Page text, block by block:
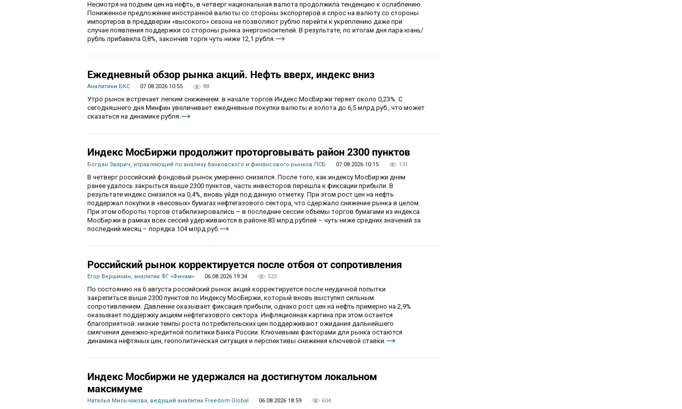
Несмотря на подъем цен на нефть, в четверг национальная валюта продолжила тенденцию к ослаблению.
Пониженное предложение иностранной валюты со стороны экспортеров и спрос на валюту со стороны
импортеров в преддверии «высокого» сезона не позволяют рублю перейти к укреплению даже при
случае появления поддержки со стороны рынка энергоносителей. В результате, по итогам дня пара юань/
рубль прибавила 0,8%, закончив торги чуть ниже 12,1 рубля.
Ежедневный обзор рынка акций. Нефть вверх, индекс вниз
Аналитики БКС 07.08.2026 10:55 88
Утро рынок встречает легким снижением: в начале торгов Индекс МосБиржи теряет около 0,23%. С
сегодняшнего дня Минфин увеличивает ежедневные покупки валюты и золота до 6,5 млрд руб., что может
сказаться на динамике рубля.
Индекс МосБиржи продолжит проторговывать район 2300 пунктов
Богдан Зварич, управляющий по анализу банковского и финансового рынков ПСБ 07.08.2026 10:15 131
В четверг российский фондовый рынок умеренно снизился. После того, как индексу МосБиржи днем
ранее удалось закрыться выше 2300 пунктов, часть инвесторов перешла к фиксации прибыли. В
результате индекс снизился на 0,4%, вновь уйдя под данную отметку. При этом рост цен на нефть
поддержал покупки в «весовых» бумагах нефтегазового сектора, что сдержало снижение рынка в целом.
При этом обороты торгов стабилизировались – в последние сессии объемы торгов бумагами из индекса
МосБиржи в рамках всех сессий удерживаются в районе 83 млрд рублей – чуть ниже средних значений за
последний месяц – порядка 104 млрд руб.
Российский рынок корректируется после отбоя от сопротивления
Егор Вершинин, аналитик ФГ «Финам» 06.08.2026 19:34 523
По состоянию на 6 августа российский рынок акций корректируется после неудачной попытки
закрепиться выше 2300 пунктов по Индексу МосБиржи, который вновь выступил сильным
сопротивлением. Давление оказывает фиксация прибыли, однако рост цен на нефть примерно на 2,9%
оказывает поддержку акциям нефтегазового сектора. Инфляционная картина при этом остается
благоприятной: низкие темпы роста потребительских цен поддерживают ожидания дальнейшего
смягчения денежно-кредитной политики Банка России. Ключевыми факторами для рынка остаются
динамика нефтяных цен, геополитическая ситуация и перспективы снижения ключевой ставки.
Индекс Мосбиржи не удержался на достигнутом локальном
максимуме
Наталья Мильчакова, ведущий аналитик Freedom Global 06.08.2026 18:59 604